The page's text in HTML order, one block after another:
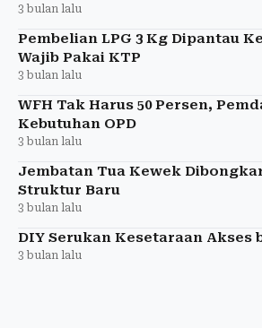
3 bulan lalu
Pembelian LPG 3 Kg Dipantau
Wajib Pakai KTP
3 bulan lalu
WFH Tak Harus 50 Persen,
Kebutuhan OPD
3 bulan lalu
Jembatan Tua Kewek
Struktur Baru
3 bulan lalu
DIY Serukan Kesetaraan Akses
3 bulan lalu